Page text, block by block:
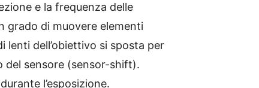
e la frequenza delle
grado di muovere elementi
dell’obiettivo si sposta per
del sensore (sensor-shift).
l’esposizione.